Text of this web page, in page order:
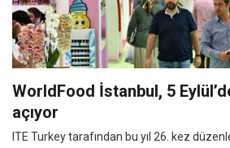
WorldFood İstanbul, 5
açıyor
ITE Turkey tarafından bu yıl 26. kez